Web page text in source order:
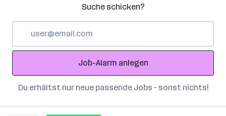
Suche schicken?
Adresse
Job-Alarm anlegen
Du erhältst nur neue passende Jobs – sonst nichts!